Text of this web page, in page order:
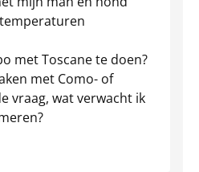
temperaturen
met Toscane te doen?
met Como- of
vraag, wat verwacht ik